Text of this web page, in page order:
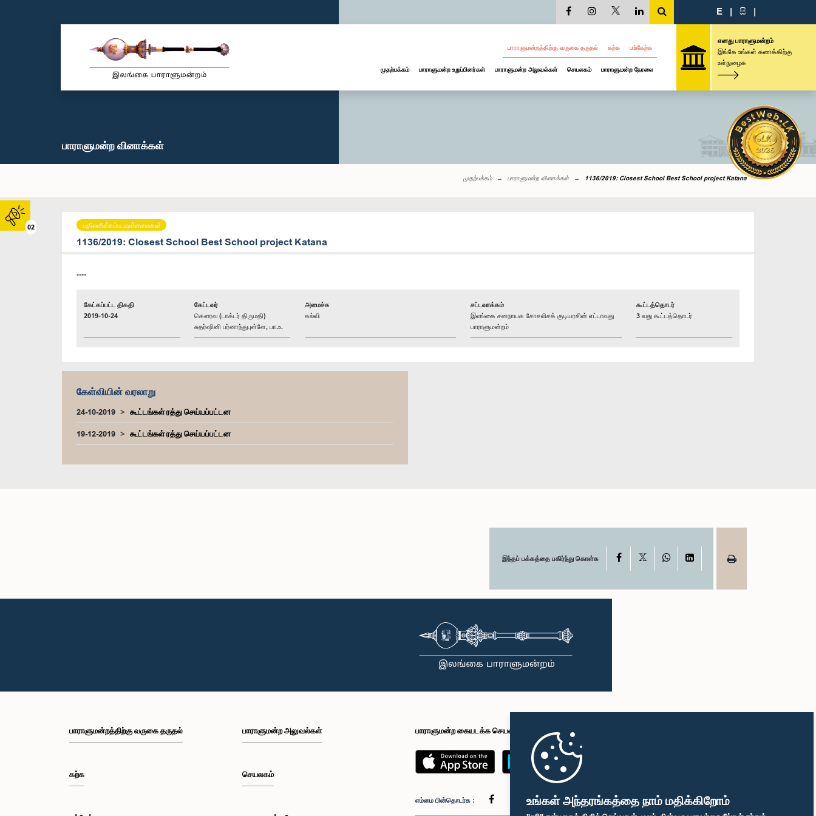
உங்கள் அந்தரங்கத்தை நாம் மதிக்கிறோம்
02
E | සි |
பாராளுமன்றத்திற்கு வருகை தருதல் கற்க பங்கேற்க
முதற்பக்கம் பாராளுமன்ற உறுப்பினர்கள் பாராளுமன்ற அலுவல்கள் செயலகம் பாராளுமன்ற நேரலை
எனது பாராளுமன்றம்
இங்கே உங்கள் கணக்கிற்கு
உள்நுழைக
பாராளுமன்ற வினாக்கள்
முதற்பக்கம் பாராளுமன்ற வினாக்கள் 1136/2019: Closest School Best School project Katana
பதிலளிக்கப்படவுள்ளவைகள்
1136/2019: Closest School Best School project Katana
----
கேட்கப்பட்ட திகதி
2019-10-24
கேட்டவர்
கௌரவ (டாக்டர் திருமதி)
சுதர்ஷினி பர்னாந்துபுள்ளே, பா.உ.
அமைச்சு
கல்வி
சட்டவாக்கம்
இலங்கை சனநாயக சோசலிசக் குடியரசின் எட்டாவது
பாராளுமன்றம்
கூட்டத்தொடர்
3 வது கூட்டத்தொடர்
கேள்வியின் வரலாறு
24-10-2019
கூட்டங்கள் ரத்து செய்யப்பட்டன
19-12-2019
கூட்டங்கள் ரத்து செய்யப்பட்டன
இந்தப் பக்கத்தை பகிர்ந்து கொள்க Facebook WhatsAppLinkedIn
பாராளுமன்றத்திற்கு வருகை தருதல்
கற்க
பாராளுமன்ற அலுவல்கள்
செயலகம்
பாராளுமன்ற கையடக்க செயலி
எம்மை பின்தொடர்க :